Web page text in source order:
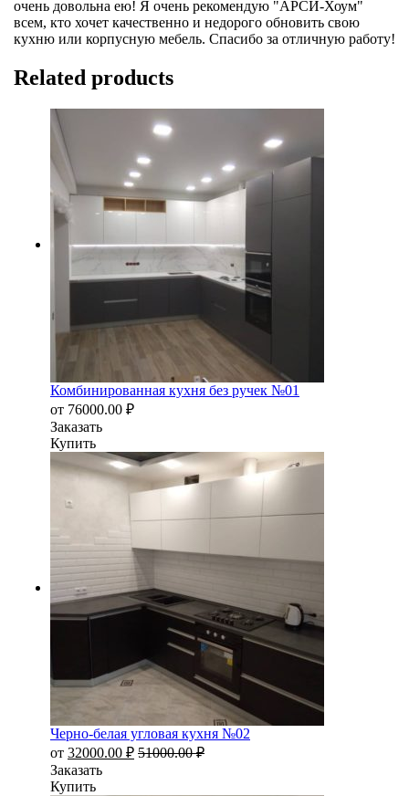
очень довольна ею! Я очень рекомендую "АРСИ-Хоум"
всем, кто хочет качественно и недорого обновить свою
кухню или корпусную мебель. Спасибо за отличную работу!
Related products
Комбинированная кухня без ручек №01
от 76000.00 ₽
Заказать
Купить
Черно-белая угловая кухня №02
от 32000.00 ₽ 51000.00₽
Заказать
Купить